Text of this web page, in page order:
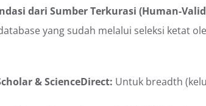
dari Sumber Terkurasi (Human-
yang sudah melalui seleksi ketat
& ScienceDirect: Untuk breadth